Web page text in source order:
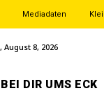
Mediadaten
August 8, 2026
BEI DIR UMS ECK